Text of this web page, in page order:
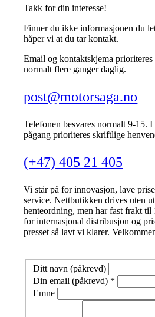
Takk for din interesse!
Finner du ikke informasjonen du
håper vi at du tar kontakt.
Email og kontaktskjema prioriteres
normalt flere ganger daglig.
post@motorsaga.no
Telefonen besvares normalt 9-15.
pågang prioriteres skriftlige
(+47) 405 21 405
Vi står på for innovasjon, lave
service. Nettbutikken drives uten
henteordning, men har fast frakt til
for internasjonal distribusjon og
presset så lavt vi klarer.
Ditt navn (påkrevd)
Din email (påkrevd) *
Emne